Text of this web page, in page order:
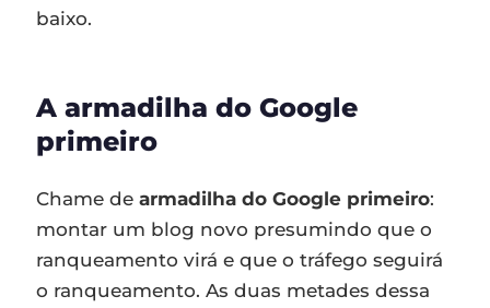
baixo.
A armadilha do Google
primeiro
Chame dearmadilha do Google primeiro:
montar um blog novo presumindo que o
ranqueamento virá e que o tráfego seguirá
o ranqueamento. As duas metades dessa